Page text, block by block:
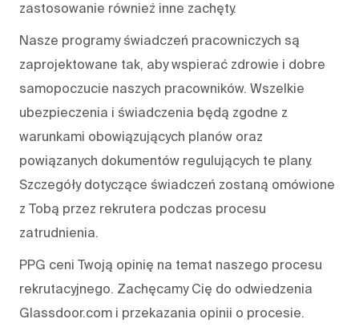
zastosowanie również inne zachęty.
Nasze programy świadczeń pracowniczych są
zaprojektowane tak, aby wspierać zdrowie i dobre
samopoczucie naszych pracowników. Wszelkie
ubezpieczenia i świadczenia będą zgodne z
warunkami obowiązujących planów oraz
powiązanych dokumentów regulujących te plany.
Szczegóły dotyczące świadczeń zostaną omówione
z Tobą przez rekrutera podczas procesu
zatrudnienia.
PPG ceni Twoją opinię na temat naszego procesu
rekrutacyjnego. Zachęcamy Cię do odwiedzenia
Glassdoor.com i przekazania opinii o procesie.